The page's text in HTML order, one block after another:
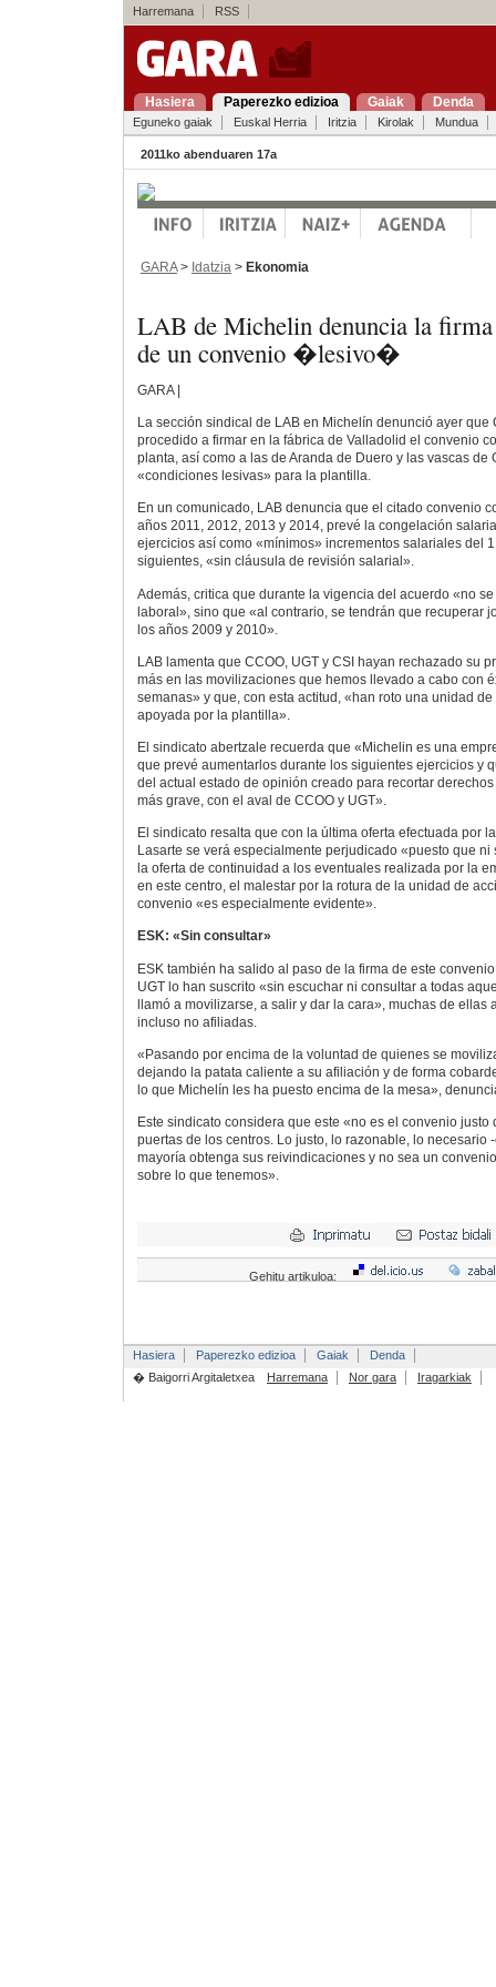
Harremana RSS
Hasiera Paperezko edizioa Gaiak Denda
Eguneko gaiak Euskal Herria Iritzia Kirolak Mundua
2011ko abenduaren 17a
GARA> Idatzia > Ekonomia
LAB de Michelin denuncia la
de un convenio �lesivo�
GARA |
La sección sindical de LAB en Michelín denunció ayer que
procedido a firmar en la fábrica de Valladolid el convenio
planta, así como a las de Aranda de Duero y las vascas de
«condiciones lesivas» para la plantilla.
En un comunicado, LAB denuncia que el citado convenio
años 2011, 2012, 2013 y 2014, prevé la congelación
ejercicios así como «mínimos» incrementos salariales del
siguientes, «sin cláusula de revisión salarial».
Además, critica que durante la vigencia del acuerdo «no
laboral», sino que «al contrario, se tendrán que recuperar
los años 2009 y 2010».
LAB lamenta que CCOO, UGT y CSI hayan rechazado su
más en las movilizaciones que hemos llevado a cabo con
semanas» y que, con esta actitud, «han roto una unidad
apoyada por la plantilla».
El sindicato abertzale recuerda que «Michelin es una
que prevé aumentarlos durante los siguientes ejercicios y
del actual estado de opinión creado para recortar
más grave, con el aval de CCOO y UGT».
El sindicato resalta que con la última oferta efectuada por
Lasarte se verá especialmente perjudicado «puesto que
la oferta de continuidad a los eventuales realizada por la
en este centro, el malestar por la rotura de la unidad de
convenio «es especialmente evidente».
ESK: «Sin consultar»
ESK también ha salido al paso de la firma de este
UGT lo han suscrito «sin escuchar ni consultar a todas
llamó a movilizarse, a salir y dar la cara», muchas de ellas
incluso no afiliadas.
«Pasando por encima de la voluntad de quienes se
dejando la patata caliente a su afiliación y de forma
lo que Michelín les ha puesto encima de la mesa»,
Este sindicato considera que este «no es el convenio
puertas de los centros. Lo justo, lo razonable, lo necesario
mayoría obtenga sus reivindicaciones y no sea un
sobre lo que tenemos».
Gehitu artikuloa:
Hasiera Paperezko edizioa Gaiak
Denda
� Baigorri Argitaletxea
Harremana Nor gara Iragarkiak